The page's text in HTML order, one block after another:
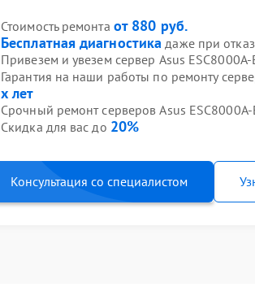
Стоимость ремонта от 880 руб.
Бесплатная диагностика даже при
Привезем и увезем сервер Asus ESC8000A-
Гарантия на наши работы по ремонту
х лет
Срочный ремонт серверов Asus ESC8000A-
Скидка для вас до 20%
Консультация со специалистом